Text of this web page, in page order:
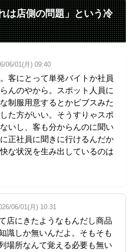
は店側の問題」という冷
06/01(月) 09:40
客にとって単発バイトか社員
んのやから。スポット人員に
制服用意するとかビブスみた
た方がいい。そうすりゃスポ
いし、客も分からんのに聞い
正社員に聞きに行けるんだか
な状況を生み出しているのは
06/01(月) 10:31
店にきたようなもんだし商品
識しか無いんだよ。そもそも
場所なんて覚える必要も無い